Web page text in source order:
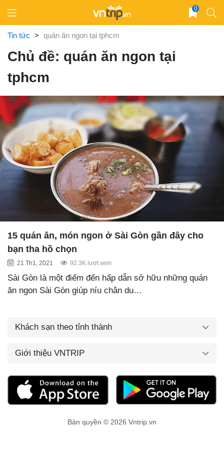
content
0
Tin tức > quán ăn ngon tại tphcm
Chủ đề: quán ăn ngon tại
tphcm
15 quán ăn, món ngon ở Sài Gòn gần đây cho
bạn tha hồ chọn
21 Th1, 2021 92.3K lượt xem
Sài Gòn là một điểm đến hấp dẫn sở hữu những quán
ăn ngon Sài Gòn giúp níu chân du…
Khách sạn theo tỉnh thành
Giới thiệu VNTRIP
Bản quyền © 2026 Vntrip.vn